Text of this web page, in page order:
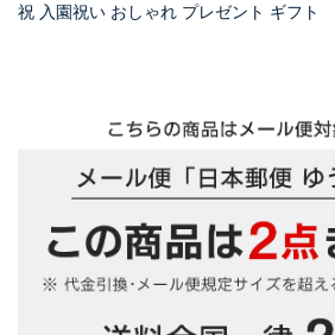
祝 入園祝い おしゃれ プレゼント ギフト